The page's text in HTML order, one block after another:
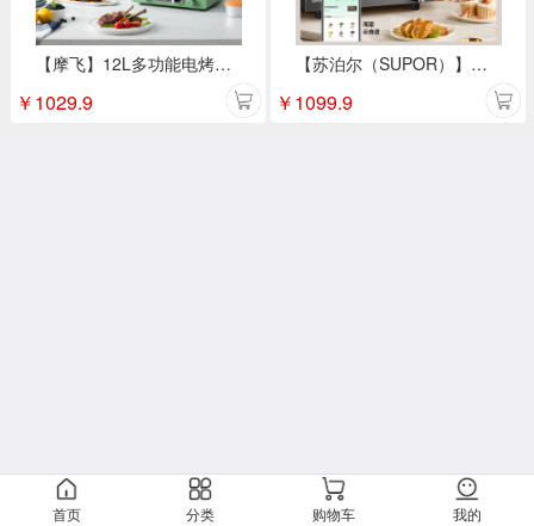
【摩飞】12L多功能电烤箱标配MR8800（颜色随机）
￥1029.9
【苏泊尔（SUPOR）】微烤一体机钛钢灰23L SW23B2
￥1099.9
首页 分类 购物车 我的